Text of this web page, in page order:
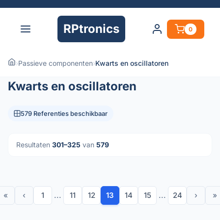
RPtronics 0
›Passieve componenten›Kwarts en oscillatoren
Kwarts en oscillatoren
579 Referenties beschikbaar
Resultaten 301–325 van 579
« ‹ 1 ... 11 12 13 14 15 ... 24 › »